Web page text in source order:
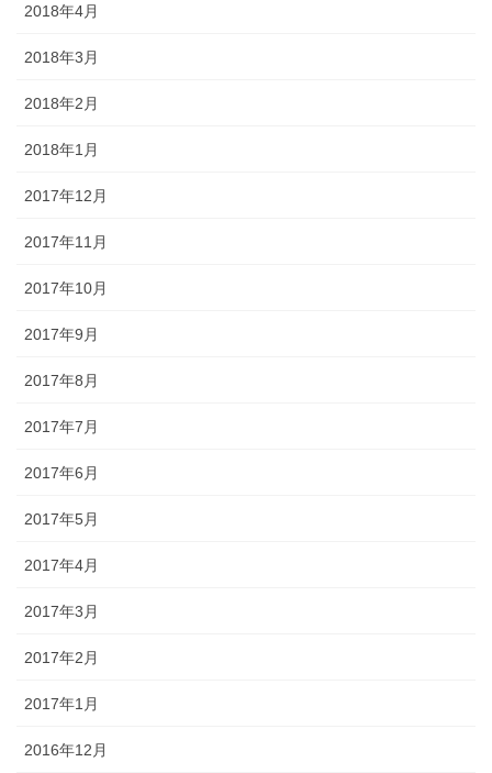
2018年4月
2018年3月
2018年2月
2018年1月
2017年12月
2017年11月
2017年10月
2017年9月
2017年8月
2017年7月
2017年6月
2017年5月
2017年4月
2017年3月
2017年2月
2017年1月
2016年12月